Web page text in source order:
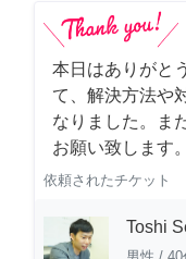
本日はありがと
て、解決方法や
なりました。ま
お願い致します。
依頼されたチケット
Toshi